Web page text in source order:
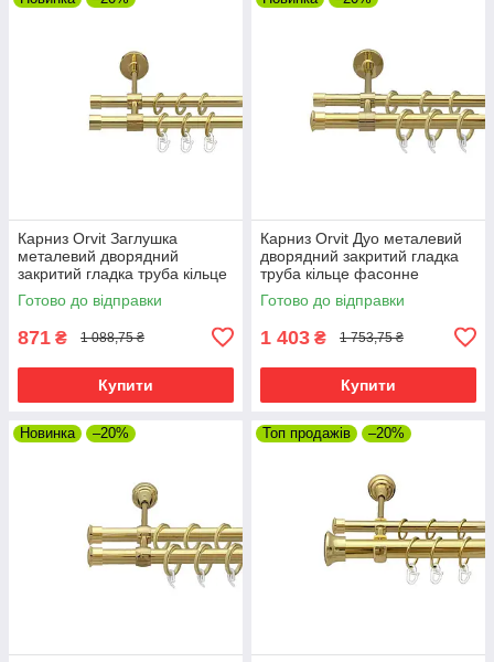
Карниз Orvit Заглушка
металевий дворядний
закритий гладка труба кільце
металеве Золото 16\16 мм
240 см (00-00014513)
Готово до відправки
871 ₴ 1 088,75 ₴
Купити
Карниз Orvit Дуо металевий
дворядний закритий гладка
труба кільце фасонне
металеве Золото 19\16 мм
240 см (00-00009328)
Готово до відправки
1 403 ₴ 1 753,75 ₴
Купити
Новинка –20% Топ продажів –20%